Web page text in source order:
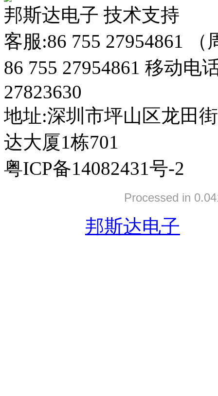
邦斯达电子 技术支持
客服:86 755 27954861
86 755 27954861 移动电
27823630
地址:深圳市坪山区龙田
达大厦1栋701
粤ICP备14082431号-2
Processed in
邦斯达电子